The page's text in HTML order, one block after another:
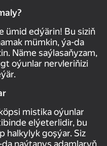
ümid edýärin! Bu siziň
mümkin, ýa-da
Näme saýlasaňyzam,
oýunlar nervleriňizi
mistika oýunlar
elýeterlidir, bu
halkylyk goşýar. Siz
naýtanys adamlaryň